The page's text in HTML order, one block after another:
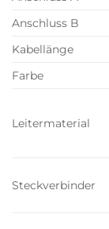
Anschluss B
Kabellänge
Farbe
Leitermaterial
Steckverbinder